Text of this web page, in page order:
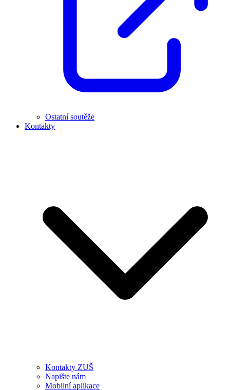
Ostatní soutěže
Kontakty
Kontakty ZUŠ
Napište nám
Mobilní aplikace